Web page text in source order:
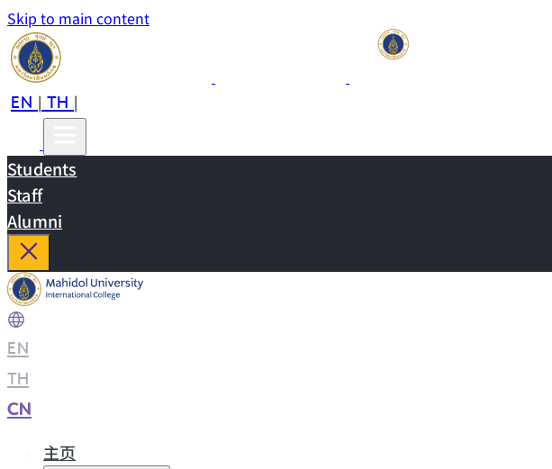
Skip to main content
EN|TH|
Students
Staff
Alumni
EN
TH
CN
主页